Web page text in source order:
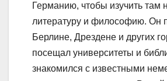
Германию, чтобы изучить там
литературу и философию. Он
Берлине, Дрездене и других
посещал университеты и
знакомился с известными